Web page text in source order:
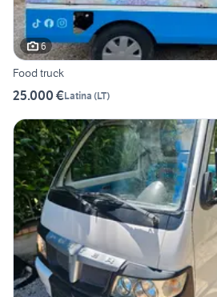
6
Food truck
25.000 €Latina (LT)